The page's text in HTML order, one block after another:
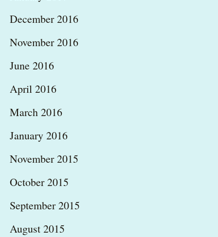
December 2016
November 2016
June 2016
April 2016
March 2016
January 2016
November 2015
October 2015
September 2015
August 2015